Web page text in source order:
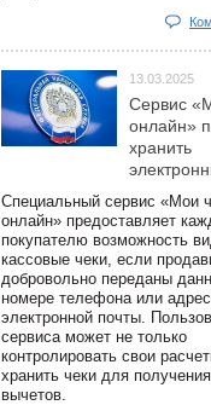
13.03.2025
Сервис
онлайн»
хранить
Специальный сервис «Мои
онлайн» предоставляет
покупателю возможность
кассовые чеки, если
добровольно переданы
номере телефона или
электронной почты.
сервиса может не только
контролировать свои
хранить чеки для
вычетов.